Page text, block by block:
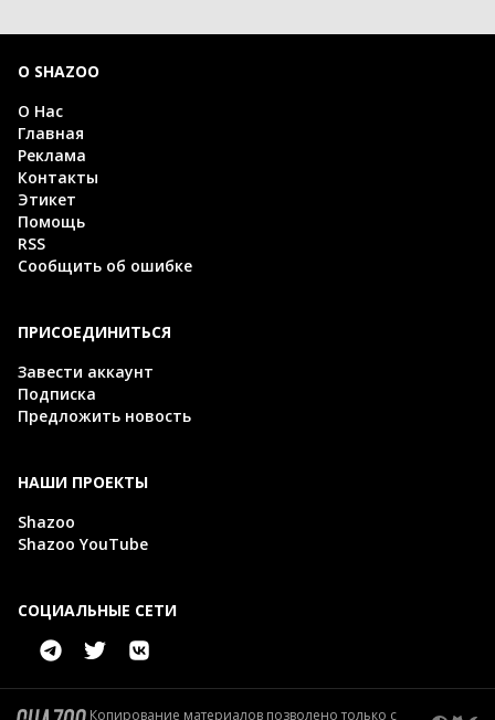
О SHAZOO
О Нас
Главная
Реклама
Контакты
Этикет
Помощь
RSS
Сообщить об ошибке
ПРИСОЕДИНИТЬСЯ
Завести аккаунт
Подписка
Предложить новость
НАШИ ПРОЕКТЫ
Shazoo
Shazoo YouTube
СОЦИАЛЬНЫЕ СЕТИ
Копирование материалов позволено только с